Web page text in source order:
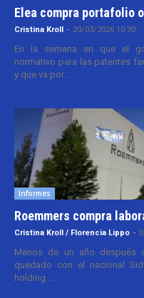
Elea compra portafolio
Cristina Kroll - 20/03/2026 10:30
En la semana en que el
normativo para las patentes
y que va por...
Informes
Roemmers compra
Cristina Kroll / Florencia Lippo -
Menos de un año después
quedado con el nacional
holding....